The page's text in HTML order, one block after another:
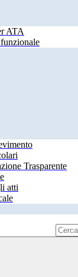
ATA
Trasparente
atti